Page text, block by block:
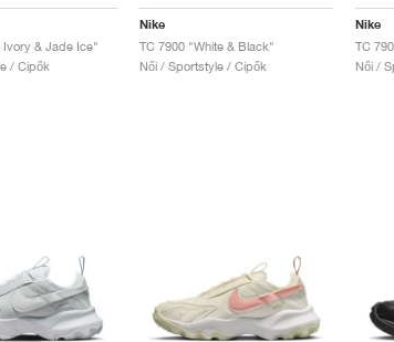
Ivory & Jade Ice"
/ Cipők
Nike
TC 7900 "White & Black"
Női / Sportstyle / Cipők
Nike
Női /